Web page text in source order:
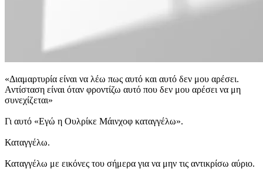
«Διαμαρτυρία είναι να λέω πως αυτό και αυτό δεν μου αρέσει.
Αντίσταση είναι όταν φροντίζω αυτό που δεν μου αρέσει να μη
συνεχίζεται»
Γι αυτό «Εγώ η Ουλρίκε Μάινχοφ καταγγέλω».
Καταγγέλω.
Καταγγέλω με εικόνες του σήμερα για να μην τις αντικρίσω αύριο.